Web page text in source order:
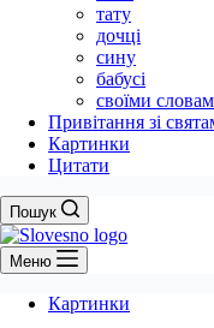
тату
дочці
сину
бабусі
своїми
Привітання зі
Картинки
Цитати
Пошук
Меню
Картинки